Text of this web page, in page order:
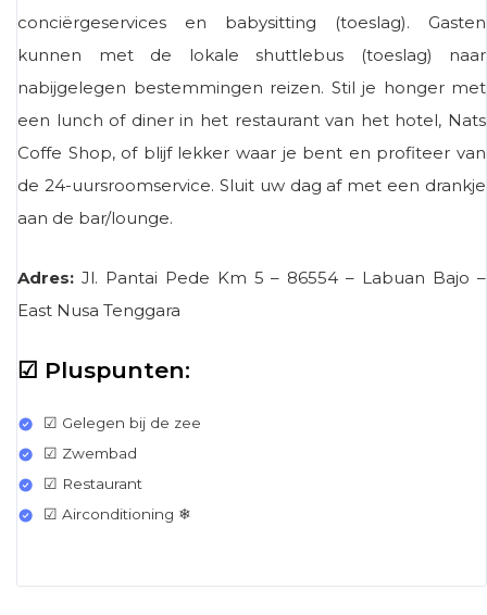
conciërgeservices en babysitting (toeslag). Gasten
kunnen met de lokale shuttlebus (toeslag) naar
nabijgelegen bestemmingen reizen. Stil je honger met
een lunch of diner in het restaurant van het hotel, Nats
Coffe Shop, of blijf lekker waar je bent en profiteer van
de 24-uursroomservice. Sluit uw dag af met een drankje
aan de bar/lounge.
Adres: Jl. Pantai Pede Km 5 – 86554 – Labuan Bajo –
East Nusa Tenggara
☑ Pluspunten:
☑ Gelegen bij de zee
☑ Zwembad
☑ Restaurant
☑ Airconditioning ❄